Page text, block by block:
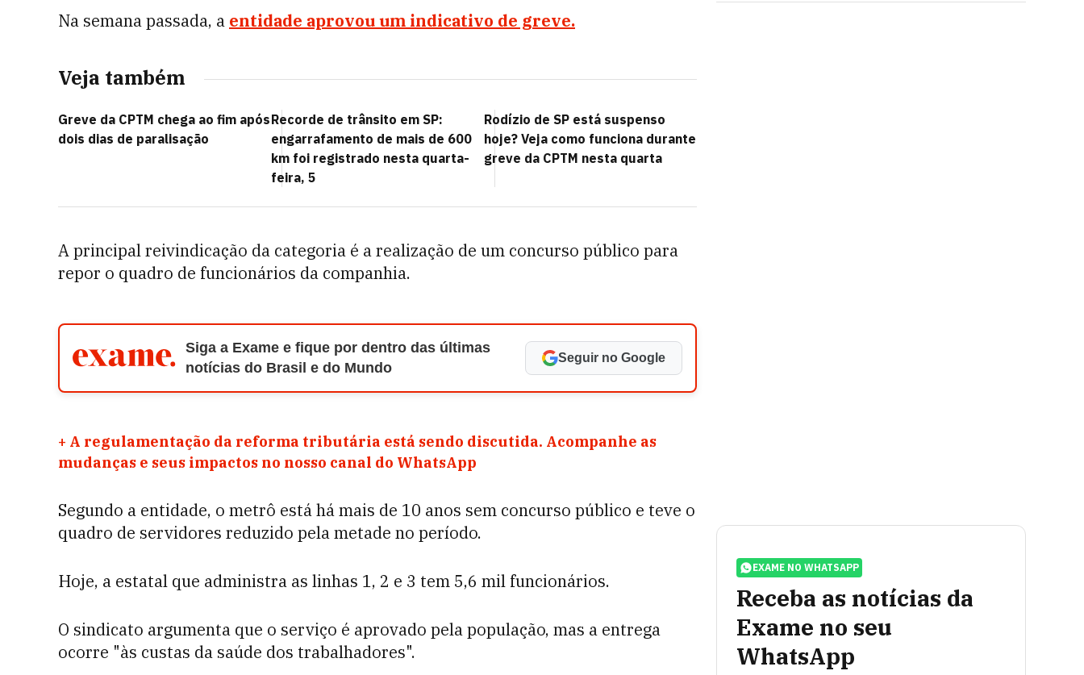
Na semana passada, a entidade aprovou um indicativo de greve.
Veja também
Greve da CPTM chega ao fim após
dois dias de paralisação
Recorde de trânsito em SP:
engarrafamento de mais de 600
km foi registrado nesta quarta-
feira, 5
Rodízio de SP está suspenso
hoje? Veja como funciona durante
greve da CPTM nesta quarta
A principal reivindicação da categoria é a realização de um concurso público para
repor o quadro de funcionários da companhia.
Siga a Exame e fique por dentro das últimas
notícias do Brasil e do Mundo
Seguir no Google
+ A regulamentação da reforma tributária está sendo discutida. Acompanhe as
mudanças e seus impactos no nosso canal do WhatsApp
Segundo a entidade, o metrô está há mais de 10 anos sem concurso público e teve o
quadro de servidores reduzido pela metade no período.
Hoje, a estatal que administra as linhas 1, 2 e 3 tem 5,6 mil funcionários.
O sindicato argumenta que o serviço é aprovado pela população, mas a entrega
ocorre "às custas da saúde dos trabalhadores".
EXAME NO WHATSAPP
Receba as notícias da
Exame no seu
WhatsApp